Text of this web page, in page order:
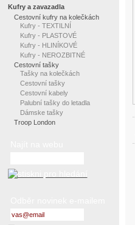
Kufry a zavazadla
Cestovní kufry na kolečkách
Kufry - TEXTILNÍ
Kufry - PLASTOVÉ
Kufry - HLINÍKOVÉ
Kufry - NEROZBITNÉ
Cestovní tašky
Tašky na kolečkách
Cestovní tašky
Cestovní kabely
Palubní tašky do letadla
Dámske tašky
Troop London